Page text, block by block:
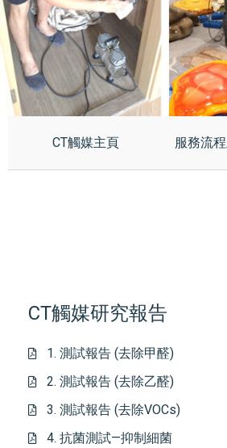
CT觸媒主頁 服務流
CT觸媒研究報告
1. 測試報告 (去除甲醛)
2. 測試報告 (去除乙醛)
3. 測試報告 (去除VOCs)
4. 抗菌測試—抑制細菌